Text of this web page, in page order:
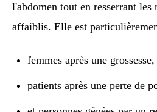
l'abdomen tout en resserrant les
affaiblis. Elle est
femmes après une grossesse,
patients après une perte de